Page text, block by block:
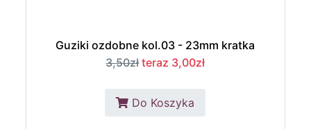
Guziki ozdobne kol.03 - 23mm kratka
3,50zł teraz 3,00zł
Do Koszyka